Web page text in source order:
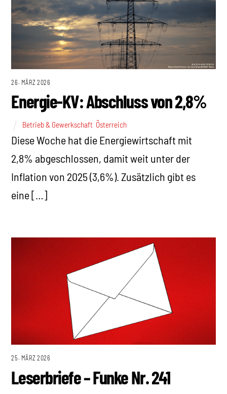
26. MÄRZ 2026
Energie-KV: Abschluss von 2,8%
Betrieb & Gewerkschaft Österreich
Diese Woche hat die Energiewirtschaft mit
2,8% abgeschlossen, damit weit unter der
Inflation von 2025 (3,6%). Zusätzlich gibt es
eine […]
25. MÄRZ 2026
Leserbriefe – Funke Nr. 241